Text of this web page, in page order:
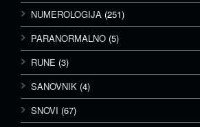
NUMEROLOGIJA (251)
PARANORMALNO (5)
RUNE (3)
SANOVNIK (4)
SNOVI (67)